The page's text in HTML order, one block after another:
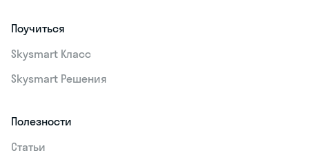
Поучиться
Skysmart Класс
Skysmart Решения
Полезности
Статьи